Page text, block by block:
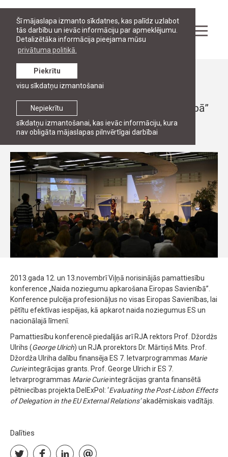
Šī mājaslapa izmanto sīkdatnes, kas palīdz uzlabot
tās darbību un ievāc informāciju par apmeklējumu.
Detalizētāka informācija pieejama mūsu
privātuma politikā.
Nepiekrītu
sīkdatņu izmantošanai, kas ievāc informāciju, kura
nav obligāta mājaslapas pilnvērtīgai darbībai
Piekrītu
visu sīkdatņu izmantošanai
Ziņas
Dalība pamattiesību konferencē „Naida
noziegumu apkarošana Eiropas Savienībā”
19. novembris, 2013
2013.gada 12. un 13.novembrī Viļņā norisinājās pamattiesību
konference „Naida noziegumu apkarošana Eiropas Savienībā”.
Konference pulcēja profesionāļus no visas Eiropas Savienības, lai
pētītu efektīvas iespējas, kā apkarot naida noziegumus ES un
nacionālajā līmenī.
Pamattiesību konferencē piedalījās arī RJA rektors Prof. Džordžs
Ulrihs (George Ulrich) un RJA prorektors Dr. Mārtiņš Mits. Prof.
Džordža Ulriha dalību finansēja ES 7. Ietvarprogrammas Marie
Curieintegrācijas grants. Prof. George Ulrich ir ES 7.
Ietvarprogrammas Marie Curieintegrācijas granta finansētā
pētniecības projekta DelExPol: ‘Evaluating the Post-Lisbon Effects
of Delegation in the EU External Relations’akadēmiskais vadītājs.
Dalīties